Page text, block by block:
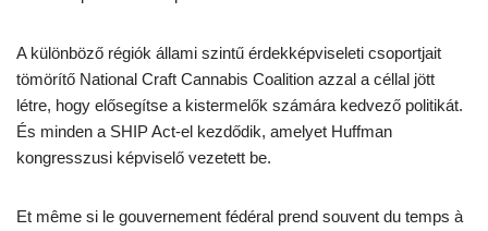
A különböző régiók állami szintű érdekképviseleti csoportjait
tömörítő National Craft Cannabis Coalition azzal a céllal jött
létre, hogy elősegítse a kistermelők számára kedvező politikát.
És minden a SHIP Act-el kezdődik, amelyet Huffman
kongresszusi képviselő vezetett be.
Et même si le gouvernement fédéral prend souvent du temps à